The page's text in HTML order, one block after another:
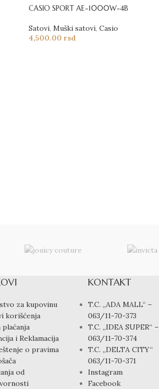
CASIO SPORT AE-1000W-4B
Satovi, Muški satovi, Casio
4,500.00 rsd
za kupovinu
korišćenja
plaćanja
i Reklamacija
o pravima
od
KONTAKT
T.C. „ADA MALL“ –
063/11-70-373
T.C. „IDEA SUPER“ –
063/11-70-374
T.C. „DELTA CITY“
063/11-70-371
Instagram
Facebook